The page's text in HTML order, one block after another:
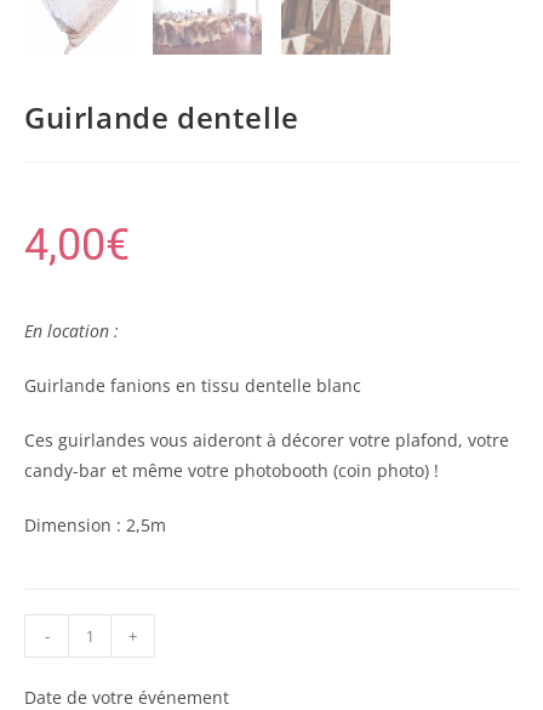
Guirlande dentelle
4,00€
En location :
Guirlande fanions en tissu dentelle blanc
Ces guirlandes vous aideront à décorer votre plafond, votre
candy-bar et même votre photobooth (coin photo) !
Dimension : 2,5m
- +
Date de votre événement